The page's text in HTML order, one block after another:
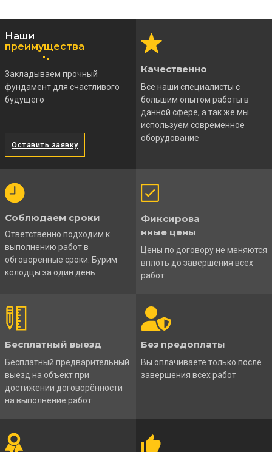
Наши
преимущества
Закладываем прочный
фундамент для счастливого
будущего
Оставить заявку
Качественно
Все наши специалисты с
большим опытом работы в
данной сфере, а так же мы
используем современное
оборудование
Соблюдаем сроки
Ответственно подходим к
выполнению работ в
обговоренные сроки. Бурим
колодцы за один день
Фиксирова
нные цены
Цены по договору не меняются
вплоть до завершения всех
работ
Бесплатный выезд
Бесплатный предварительный
выезд на объект при
достижении договорённости
на выполнение работ
Без предоплаты
Вы оплачиваете только после
завершения всех работ